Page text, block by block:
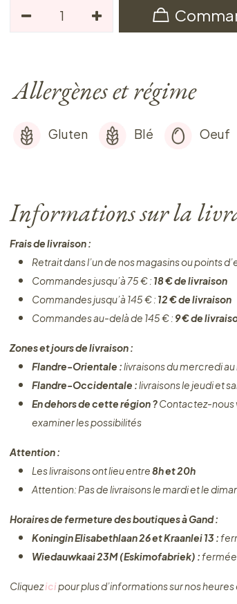
Allergènes et régime
Gluten Blé Oeuf
Informations sur la
Frais de livraison :
Retrait dans l’un de nos magasins ou points
Commandes jusqu’à 75 € : 18 € de livraison
Commandes jusqu’à 145 € : 12 € de livraison
Commandes au-delà de 145 € : 9 € de
Zones et jours de livraison :
Flandre-Orientale :livraisons du mercredi au
Flandre-Occidentale :livraisons le jeudi et
En dehors de cette région ?Contactez-nous
examiner les possibilités
Attention :
Les livraisons ont lieu entre8h et 20h
Attention: Pas de livraisons le mardi et le
Horaires de fermeture des boutiques à Gand :
Koningin Elisabethlaan 26 et Kraanlei 13 :
Wiedauwkaai 23M (Eskimofabriek) :fermée
Cliquez ​icipour plus d’informations sur nos heures